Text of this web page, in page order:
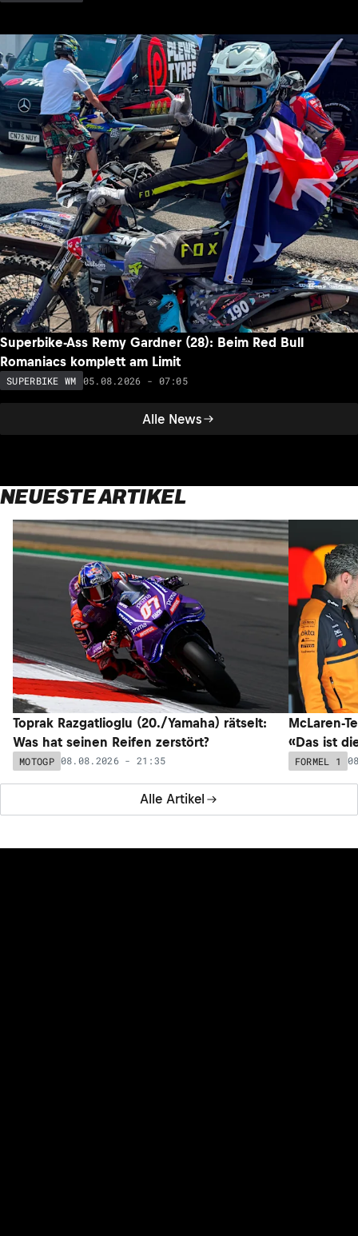
Alle News
Superbike-Ass Remy Gardner (28): Beim Red Bull
Romaniacs komplett am Limit
SUPERBIKE WM 05.08.2026 - 07:05
NEUESTE ARTIKEL
Alle Artikel
Toprak Razgatlioglu (20./Yamaha) rätselt:
Was hat seinen Reifen zerstört?
MOTOGP 08.08.2026 - 21:35
McLaren-
«Das ist
FORMEL 1